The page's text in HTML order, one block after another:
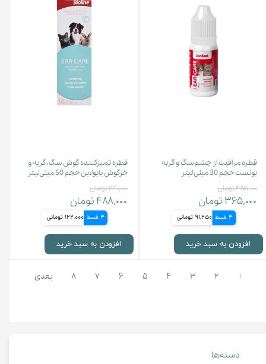
دسته‌ها
قطره مراقبت از چشم سگ و گربه
بونست حجم 30 میلی لیتر
۴۸۵,۰۰۰ تومان
۳۶۵,۰۰۰ تومان
4 قسط 91,250 تومانی
افزودن به سبد خرید
قطره تمیزکننده گوش سگ، گربه و
خرگوش بایولاین حجم 50 میلی‌لیتر
۷۲۰,۰۰۰ تومان
۴۸۸,۰۰۰ تومان
4 قسط 122,000 تومانی
افزودن به سبد خرید
۱ ۲ ۳ ۴ ۵ ۶ ۷ ۸ بعدی